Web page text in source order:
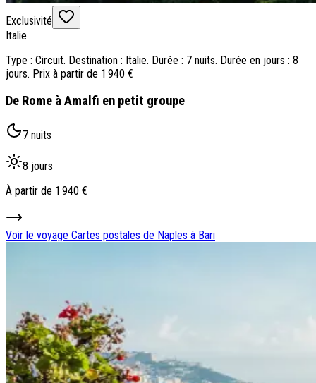
Exclusivité
Italie
Type : Circuit. Destination : Italie. Durée : 7 nuits. Durée en jours : 8
jours. Prix à partir de 1 940 €
De Rome à Amalfi en petit groupe
7 nuits
8 jours
À partir de 1 940 €
Voir le voyage Cartes postales de Naples à Bari